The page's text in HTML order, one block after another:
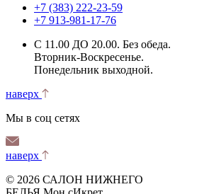
+7 (383) 222-23-59
+7 913-981-17-76
С 11.00 ДО 20.00. Без обеда.
Вторник-Воскресенье.
Понедельник выходной.
наверх
Мы в соц сетях
наверх
© 2026 САЛОН НИЖНЕГО